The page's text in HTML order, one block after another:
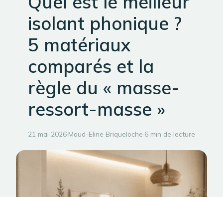
Jardinage
Bricolage
isolant phonique ?
5 matériaux
comparés et la
règle du « masse-
ressort-masse »
21 mai 2026·Maud-Eline Briqueloche·6 min de lecture